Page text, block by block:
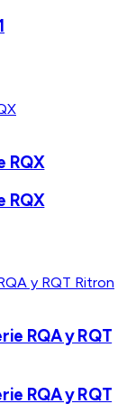
RQX
RQX
RQA y RQT
RQA y RQT